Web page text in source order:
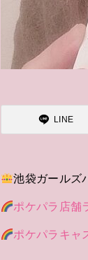
LINE
池袋ガールズ
ポケパラ店舗
ポケパラキャ